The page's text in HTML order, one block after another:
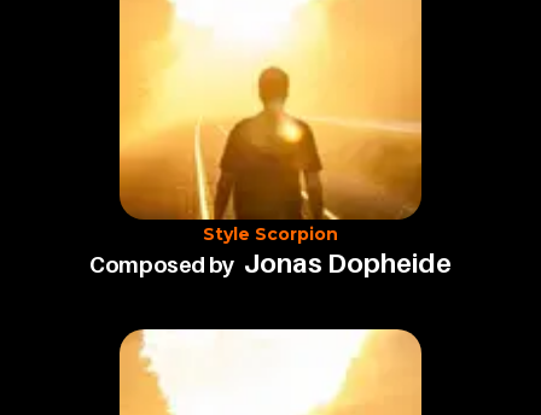
Style Scorpion
Composed by Jonas Dopheide